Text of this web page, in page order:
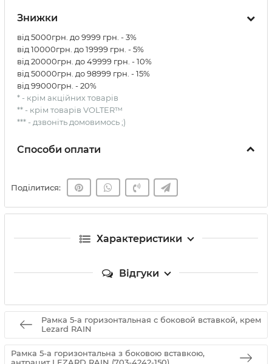
Знижки
від 5000грн. до 9999 грн. - 3%
від 10000грн. до 19999 грн. - 5%
від 20000грн. до 49999 грн. - 10%
від 50000грн. до 98999 грн. - 15%
від 99000грн. - 20%
* - крім акційних товарів
** - крім товарів VOLTER™
*** - дзвоніть домовимось ;)
Способи оплати
Поділитися:
Характеристики
Відгуки
Рамка 5-а горизонтальная с боковой вставкой, крем
Lezard RAIN
Рамка 5-а горизонтальна з боковою вставкою,